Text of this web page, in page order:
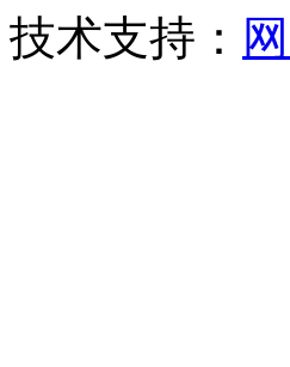
技术支持：